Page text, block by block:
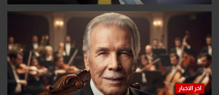
اخر الاخبار